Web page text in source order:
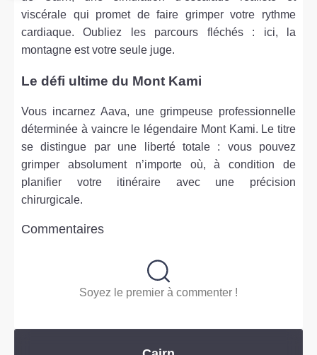
viscérale qui promet de faire grimper votre rythme
cardiaque. Oubliez les parcours fléchés : ici, la
montagne est votre seule juge.
Le défi ultime du Mont Kami
Vous incarnez Aava, une grimpeuse professionnelle
déterminée à vaincre le légendaire Mont Kami. Le titre
se distingue par une liberté totale : vous pouvez
grimper absolument n’importe où, à condition de
planifier votre itinéraire avec une précision
chirurgicale.
Commentaires
Soyez le premier à commenter !